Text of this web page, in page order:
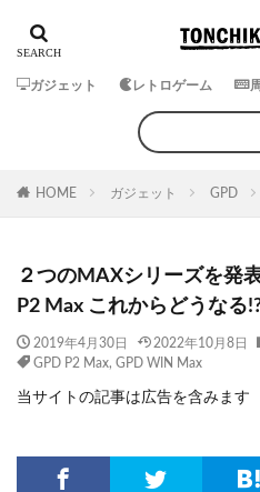
ガジェット レトロゲーム
HOME ガジェット GPD
２つのMAXシリーズを発
P2 Max これからどうなる
2019年4月30日 2022年10月8日
GPD P2 Max, GPD WIN Max
当サイトの記事は広告を含みます